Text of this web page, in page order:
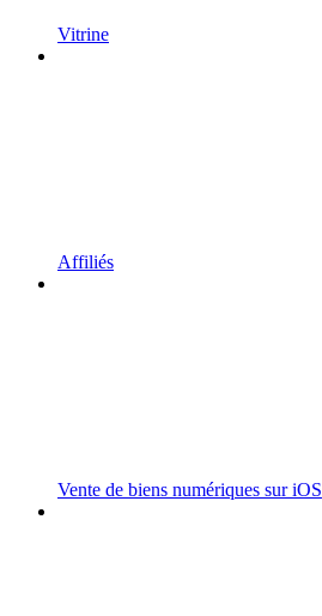
Vitrine
Affiliés
Vente de biens numériques sur iOS